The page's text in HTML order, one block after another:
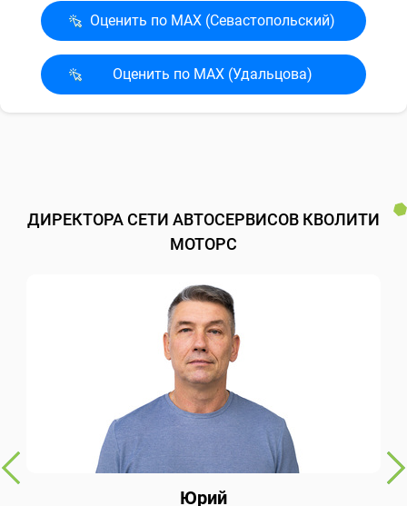
Оценить по MAX (Севасто­польский)
Оценить по MAX (Удальцова)
ДИРЕКТОРА СЕТИ АВТОСЕРВИСОВ КВОЛИТИ
МОТОРС
Юрий